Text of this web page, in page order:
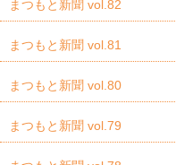
まつもと新聞 vol.82
まつもと新聞 vol.81
まつもと新聞 vol.80
まつもと新聞 vol.79